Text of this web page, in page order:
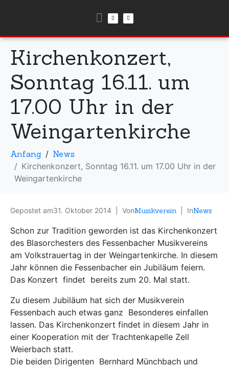
Kirchenkonzert,
Sonntag 16.11. um
17.00 Uhr in der
Weingartenkirche
Anfang
News
Kirchenkonzert, Sonntag 16.11. um 17.00 Uhr in der
Weingartenkirche
Gepostet am31. Oktober 2014 VonMusikverein InNews
Schon zur Tradition geworden ist das Kirchenkonzert
des Blasorchesters des Fessenbacher Musikvereins
am Volkstrauertag in der Weingartenkirche. In diesem
Jahr können die Fessenbacher ein Jubiläum feiern.
Das Konzert findet bereits zum 20. Mal statt.
Zu diesem Jubiläum hat sich der Musikverein
Fessenbach auch etwas ganz Besonderes einfallen
lassen. Das Kirchenkonzert findet in diesem Jahr in
einer Kooperation mit der Trachtenkapelle Zell
Weierbach statt.
Die beiden Dirigenten Bernhard Münchbach und